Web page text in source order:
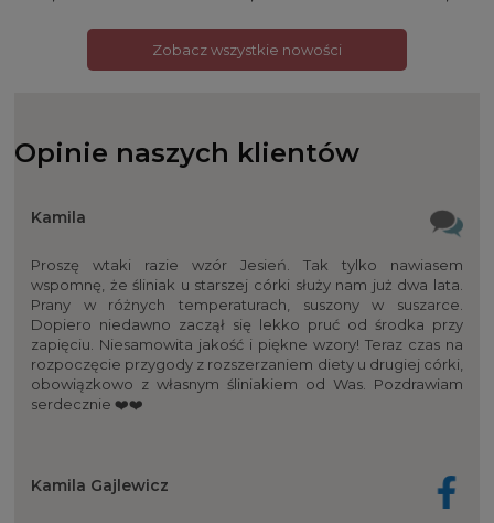
Zobacz wszystkie nowości
Opinie naszych klientów
Kamila
Proszę wtaki razie wzór Jesień. Tak tylko nawiasem
wspomnę, że śliniak u starszej córki służy nam już dwa lata.
Prany w różnych temperaturach, suszony w suszarce.
Dopiero niedawno zaczął się lekko pruć od środka przy
zapięciu. Niesamowita jakość i piękne wzory! Teraz czas na
rozpoczęcie przygody z rozszerzaniem diety u drugiej córki,
obowiązkowo z własnym śliniakiem od Was. Pozdrawiam
serdecznie ❤️❤️
Kamila Gajlewicz